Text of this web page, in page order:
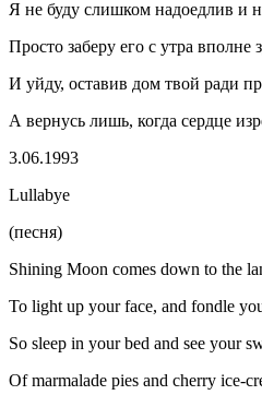
Я не буду слишком надоедлив и
Просто заберу его с утра вполне
И уйду, оставив дом твой ради
А вернусь лишь, когда сердце
3.06.1993
Lullabye
(песня)
Shining Moon comes down to the
To light up your face, and fondle
So sleep in your bed and see your
Of marmalade pies and cherry ice-